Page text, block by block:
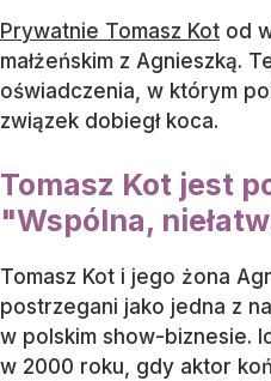
Prywatnie Tomasz Kot od
małżeńskim z Agnieszką.
oświadczenia, w którym
związek dobiegł koca.
Tomasz Kot jest
"Wspólna,
Tomasz Kot i jego żona
postrzegani jako jedna z
w polskim show-biznesie.
w 2000 roku, gdy aktor